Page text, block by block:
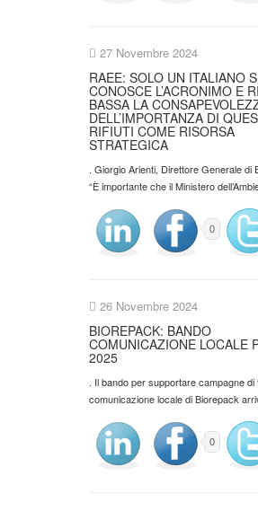
27 Novembre 2024
RAEE: SOLO UN ITALIANO
CONOSCE L’ACRONIMO E
BASSA LA
DELL’IMPORTANZA DI
RIFIUTI COME RISORSA
STRATEGICA
. Giorgio Arienti, Direttore Generale di
“È importante che il Ministero
0
26 Novembre 2024
BIOREPACK: BANDO
COMUNICAZIONE LOCALE
2025
. Il bando per supportare campagne
comunicazione locale di Biorepack
0